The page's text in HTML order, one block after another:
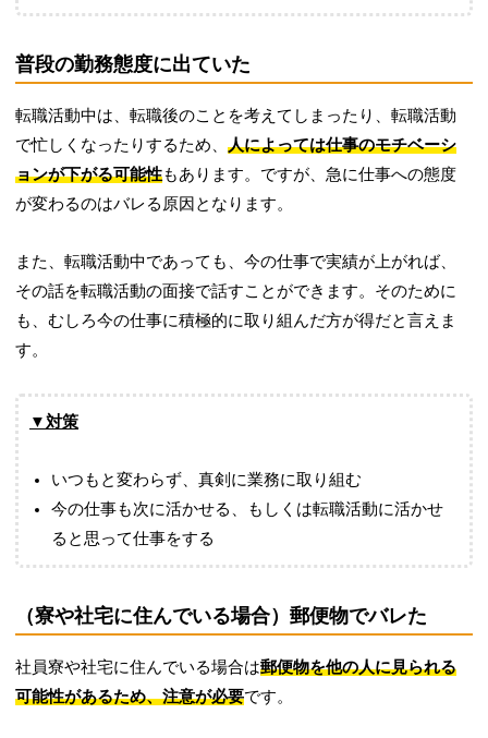
普段の勤務態度に出ていた
転職活動中は、転職後のことを考えてしまったり、転職活動
で忙しくなったりするため、人によっては仕事のモチベーシ
ョンが下がる可能性もあります。ですが、急に仕事への態度
が変わるのはバレる原因となります。
また、転職活動中であっても、今の仕事で実績が上がれば、
その話を転職活動の面接で話すことができます。そのために
も、むしろ今の仕事に積極的に取り組んだ方が得だと言えま
す。
▼対策
いつもと変わらず、真剣に業務に取り組む
今の仕事も次に活かせる、もしくは転職活動に活かせ
ると思って仕事をする
（寮や社宅に住んでいる場合）郵便物でバレた
社員寮や社宅に住んでいる場合は郵便物を他の人に見られる
可能性があるため、注意が必要です。